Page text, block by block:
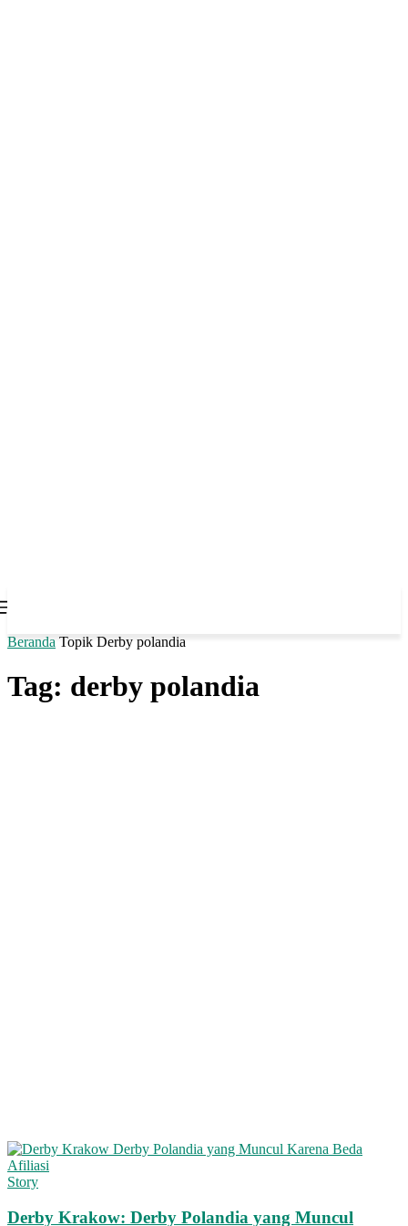
Beranda Topik Derby polandia
Tag: derby polandia
Story
Derby Krakow: Derby Polandia yang Muncul